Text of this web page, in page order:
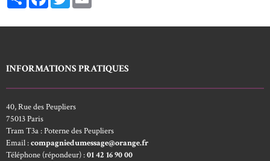
INFORMATIONS PRATIQUES
40, Rue des Peupliers
75013 Paris
Tram T3a : Poterne des Peupliers
Email :compagniedumessage@orange.fr
Téléphone (répondeur) :01 42 16 90 00